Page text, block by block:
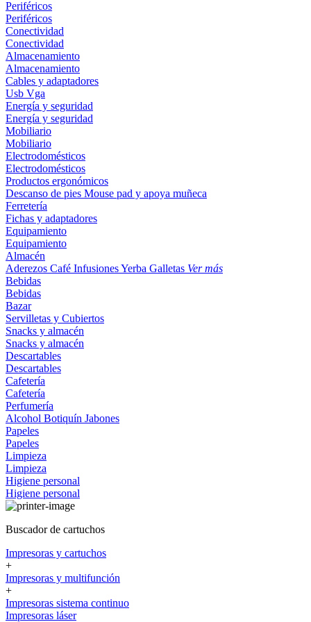
Periféricos
Periféricos
Conectividad
Conectividad
Almacenamiento
Almacenamiento
Cables y adaptadores
Usb Vga
Energía y seguridad
Energía y seguridad
Mobiliario
Mobiliario
Electrodomésticos
Electrodomésticos
Productos ergonómicos
Descanso de pies Mouse pad y apoya muñeca
Ferretería
Fichas y adaptadores
Equipamiento
Equipamiento
Almacén
Aderezos Café InfusionesYerba Galletas Ver más
Bebidas
Bebidas
Bazar
Servilletas y Cubiertos
Snacks y almacén
Snacks y almacén
Descartables
Descartables
Cafetería
Cafetería
Perfumería
Alcohol Botiquín Jabones
Papeles
Papeles
Limpieza
Limpieza
Higiene personal
Higiene personal
Buscador de cartuchos
Impresoras y cartuchos
+
Impresoras y multifunción
+
Impresoras sistema continuo
Impresoras láser